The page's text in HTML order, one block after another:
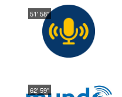
51' 58''
62' 59''